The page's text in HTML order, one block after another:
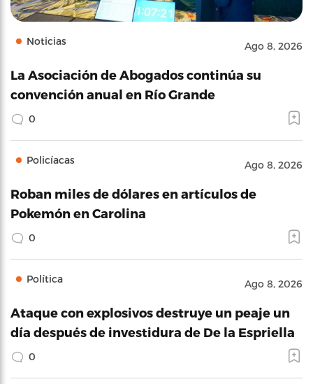
Noticias Ago 8, 2026
La Asociación de Abogados continúa su
convención anual en Río Grande
0
Policíacas Ago 8, 2026
Roban miles de dólares en artículos de
Pokemón en Carolina
0
Política Ago 8, 2026
Ataque con explosivos destruye un peaje un
día después de investidura de De la Espriella
0